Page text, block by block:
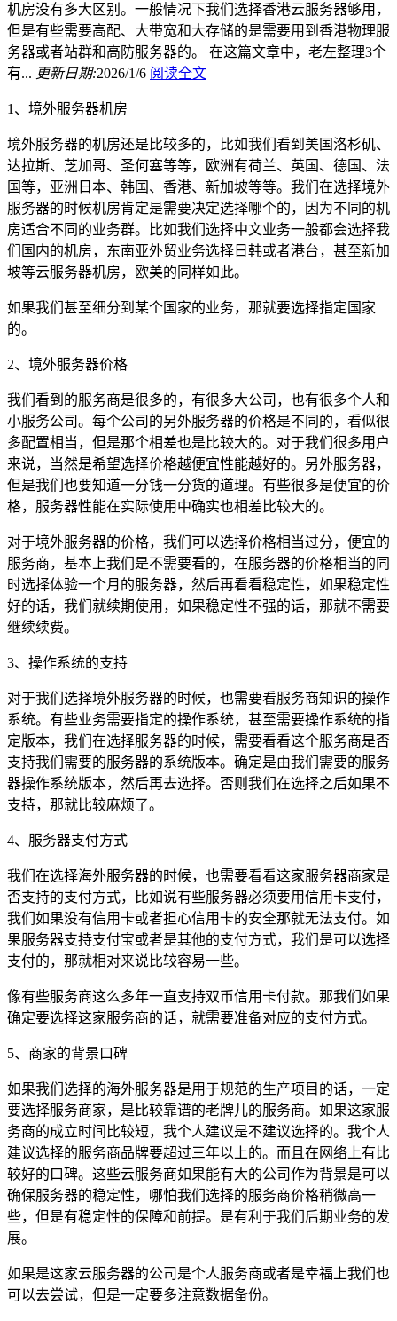
机房没有多大区别。一般情况下我们选择香港云服务器够用，
但是有些需要高配、大带宽和大存储的是需要用到香港物理服
务器或者站群和高防服务器的。 在这篇文章中，老左整理3个
有... 更新日期:2026/1/6 阅读全文
1、境外服务器机房
境外服务器的机房还是比较多的，比如我们看到美国洛杉矶、
达拉斯、芝加哥、圣何塞等等，欧洲有荷兰、英国、德国、法
国等，亚洲日本、韩国、香港、新加坡等等。我们在选择境外
服务器的时候机房肯定是需要决定选择哪个的，因为不同的机
房适合不同的业务群。比如我们选择中文业务一般都会选择我
们国内的机房，东南亚外贸业务选择日韩或者港台，甚至新加
坡等云服务器机房，欧美的同样如此。
如果我们甚至细分到某个国家的业务，那就要选择指定国家
的。
2、境外服务器价格
我们看到的服务商是很多的，有很多大公司，也有很多个人和
小服务公司。每个公司的另外服务器的价格是不同的，看似很
多配置相当，但是那个相差也是比较大的。对于我们很多用户
来说，当然是希望选择价格越便宜性能越好的。另外服务器，
但是我们也要知道一分钱一分货的道理。有些很多是便宜的价
格，服务器性能在实际使用中确实也相差比较大的。
对于境外服务器的价格，我们可以选择价格相当过分，便宜的
服务商，基本上我们是不需要看的，在服务器的价格相当的同
时选择体验一个月的服务器，然后再看看稳定性，如果稳定性
好的话，我们就续期使用，如果稳定性不强的话，那就不需要
继续续费。
3、操作系统的支持
对于我们选择境外服务器的时候，也需要看服务商知识的操作
系统。有些业务需要指定的操作系统，甚至需要操作系统的指
定版本，我们在选择服务器的时候，需要看看这个服务商是否
支持我们需要的服务器的系统版本。确定是由我们需要的服务
器操作系统版本，然后再去选择。否则我们在选择之后如果不
支持，那就比较麻烦了。
4、服务器支付方式
我们在选择海外服务器的时候，也需要看看这家服务器商家是
否支持的支付方式，比如说有些服务器必须要用信用卡支付，
我们如果没有信用卡或者担心信用卡的安全那就无法支付。如
果服务器支持支付宝或者是其他的支付方式，我们是可以选择
支付的，那就相对来说比较容易一些。
像有些服务商这么多年一直支持双币信用卡付款。那我们如果
确定要选择这家服务商的话，就需要准备对应的支付方式。
5、商家的背景口碑
如果我们选择的海外服务器是用于规范的生产项目的话，一定
要选择服务商家，是比较靠谱的老牌儿的服务商。如果这家服
务商的成立时间比较短，我个人建议是不建议选择的。我个人
建议选择的服务商品牌要超过三年以上的。而且在网络上有比
较好的口碑。这些云服务商如果能有大的公司作为背景是可以
确保服务器的稳定性，哪怕我们选择的服务商价格稍微高一
些，但是有稳定性的保障和前提。是有利于我们后期业务的发
展。
如果是这家云服务器的公司是个人服务商或者是幸福上我们也
可以去尝试，但是一定要多注意数据备份。